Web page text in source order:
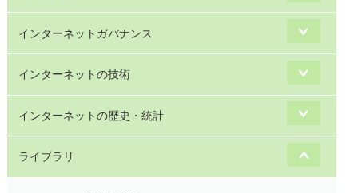
インターネットガバナンス
インターネットの技術
インターネットの歴史・統計
ライブラリ